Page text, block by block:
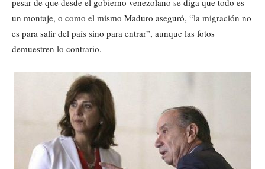
pesar de que desde el gobierno venezolano se diga que todo es
un montaje, o como el mismo Maduro aseguró, “la migración no
es para salir del país sino para entrar”, aunque las fotos
demuestren lo contrario.